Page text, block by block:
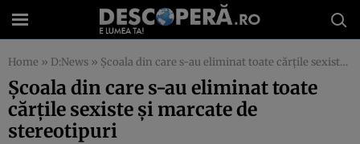
Home » D:News » Şcoala din care s-au eliminat toate cărţile sexiste şi marcate de stereotipuri
Şcoala din care s-au eliminat toate
cărţile sexiste şi marcate de
stereotipuri